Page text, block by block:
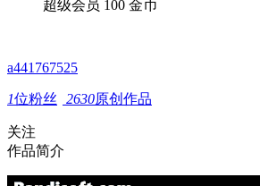
超级会员 100 金币
a441767525
1位粉丝 2630原创作品
关注
作品简介